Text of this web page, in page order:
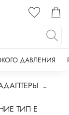
ДАВЛЕНИЯ
ТИП E